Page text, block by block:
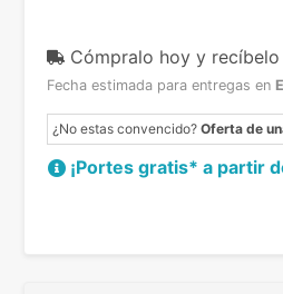
Cómpralo hoy y recíbelo
Fecha estimada para entregas en
¿No estas convencido? Oferta de
¡Portes gratis* a partir